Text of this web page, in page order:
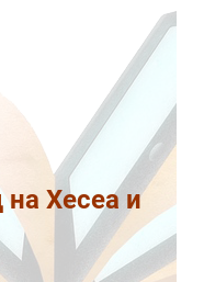
Хесеа и